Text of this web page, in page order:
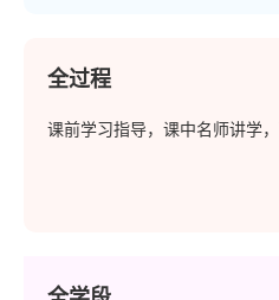
全过程
课前学习指导，课中名师讲学